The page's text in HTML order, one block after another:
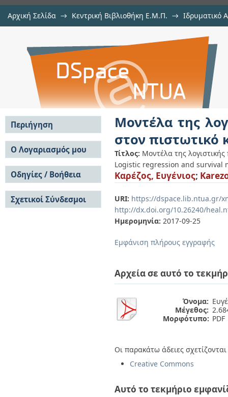
Αρχική Σελίδα → Κεντρική Βιβλιοθήκη Ε.Μ.Π. → Ιδρυματικό
Μοντέλα της λογιστικής
κίνδυνο
Μοντέλα της
στον πιστωτικό
Τίτλος: Μοντέλα της
Logistic regression and survival
Καρέζος, Ευγένιος;
URI: https://dspace.lib.ntua.gr/
http://dx.doi.org/10.26240/
Ημερομηνία: 2017-09-25
Εμφάνιση πλήρους εγγραφής
Αρχεία σε αυτό το
Όνομα:
Μέγεθος:
Μορφότυπο: PDF
Οι παρακάτω άδειες
Creative Commons
Αυτό το τεκμήριο
Περιήγηση
Σε όλο το DSpace
Κοινότητες & Συλλογές
Ανά Ημερομηνία
Έκδοσης
Συγγραφείς
Τίτλοι
Θέματα
Ο Λογαριασμός μου
Σύνδεση
Εγγραφή
Οδηγίες / Βοήθεια
Οδηγίες Υποβολής
Οδηγίες Χρήσης ΙΑ
Συχνές Ερωτήσεις
Σχετικοί Σύνδεσμοι